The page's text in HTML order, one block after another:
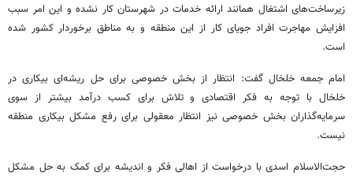
زیرساخت‌های اشتغال همانند ارائه خدمات در شهرستان کار نشده و این امر سبب
افزایش مهاجرت افراد جویای کار از این منطقه و به مناطق برخوردار کشور شده
است.
امام جمعه خلخال گفت: انتظار از بخش خصوصی برای حل ریشه‌ای بیکاری در
خلخال با توجه به فکر اقتصادی و تلاش برای کسب درآمد بیشتر از سوی
سرمایه‌گذاران بخش خصوصی نیز انتظار معقولی برای رفع مشکل بیکاری منطقه
نیست.
حجت‌الاسلام اسدی با درخواست از اهالی فکر و اندیشه برای کمک به حل مشکل